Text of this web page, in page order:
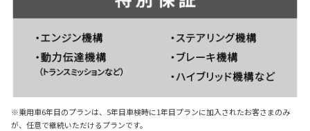
※乗用車6年目のプランは、5年目車検時に1年目プランに加入されたお客さまのみ
が、任意で継続いただけるプランです。